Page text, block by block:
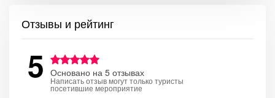
Отзывы и рейтинг
5 Основано на 5 отзывах
Написать отзыв могут только туристы
посетившие мероприятие